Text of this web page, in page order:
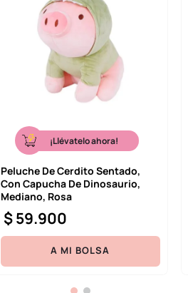
¡Llévatelo ahora!
Peluche De Cerdito Sentado,
Con Capucha De Dinosaurio,
Mediano, Rosa
$59.900
A MI BOLSA